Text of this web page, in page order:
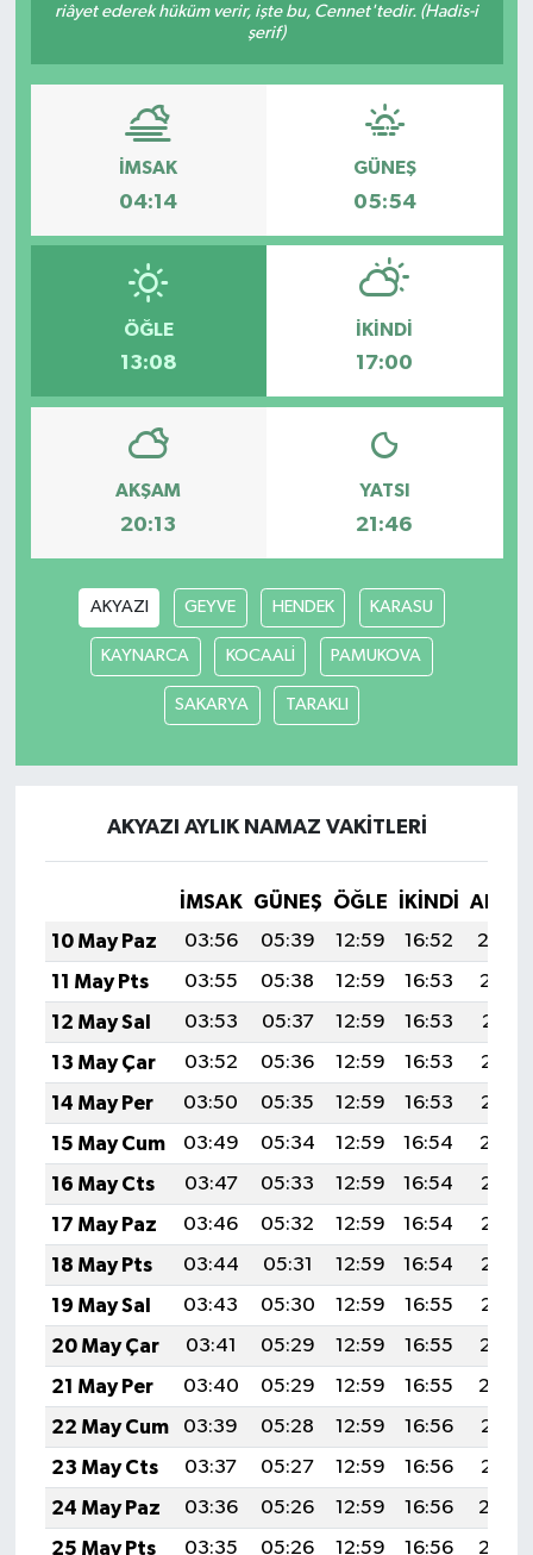
riâyet ederek hüküm verir, işte bu, Cennet'tedir. (Hadis-i
şerif)
İMSAK
04:14
GÜNEŞ
05:54
ÖĞLE
13:08
İKINDI
17:00
AKŞAM
20:13
YATSI
21:46
AKYAZI GEYVE HENDEK KARASU
KAYNARCA KOCAALİ PAMUKOVA
SAKARYA TARAKLI
AKYAZI AYLIK NAMAZ VAKITLERI
İMSAK GÜNEŞ ÖĞLE İKINDI
10 May Paz
03:56 05:39 12:59 16:52
20:09
11 May Pts
03:55 05:38 12:59 16:53
20:10
12 May Sal
03:53 05:37 12:59 16:53
20:11
13 May Çar
03:52 05:36 12:59 16:53
20:12
14 May Per
03:50 05:35 12:59 16:53
20:13
15 May Cum
03:49 05:34 12:59 16:54
20:14
16 May Cts
03:47 05:33 12:59 16:54
20:15
17 May Paz
03:46 05:32 12:59 16:54
20:16
18 May Pts
03:44 05:31 12:59 16:54
20:17
19 May Sal
03:43 05:30 12:59 16:55
20:18
20 May Çar
03:41 05:29 12:59 16:55
20:19
21 May Per
03:40 05:29 12:59 16:55
20:20
22 May Cum
03:39 05:28 12:59 16:56
20:21
23 May Cts
03:37 05:27 12:59 16:56
20:21
24 May Paz
03:36 05:26 12:59 16:56
20:22
25 May Pts
03:35 05:26 12:59 16:56
20:23